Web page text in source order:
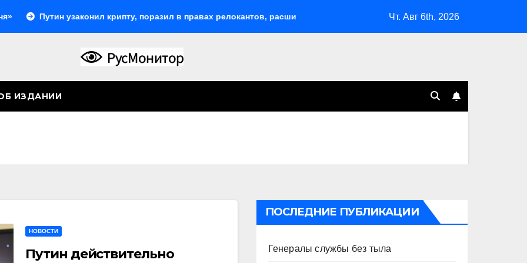
узаконил крипту, поразил в правах релокантов, расширил возможности депортаций и сделал героем Ковальчука-
Чт. Авг 6th, 2026
ИЗДАНИИ
НОВОСТИ
Путин действительно
ПОСЛЕДНИЕ ПУБЛИКАЦИИ
Генералы службы без тыла